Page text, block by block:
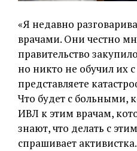
«Я недавно
врачами. Они честно
правительство
но никто не обучил их
представляете
Что будет с больными,
ИВЛ к этим врачам,
знают, что делать с
спрашивает активистка.